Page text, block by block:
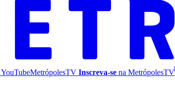
YouTubeMetrópolesTV Inscreva-se na MetrópolesTV